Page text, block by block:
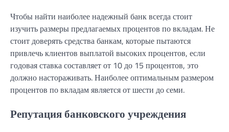
Чтобы найти наиболее надежный банк всегда стоит
изучить размеры предлагаемых процентов по вкладам. Не
стоит доверять средства банкам, которые пытаются
привлечь клиентов выплатой высоких процентов, если
годовая ставка составляет от 10 до 15 процентов, это
должно настораживать. Наиболее оптимальным размером
процентов по вкладам является от шести до семи.
Репутация банковского учреждения